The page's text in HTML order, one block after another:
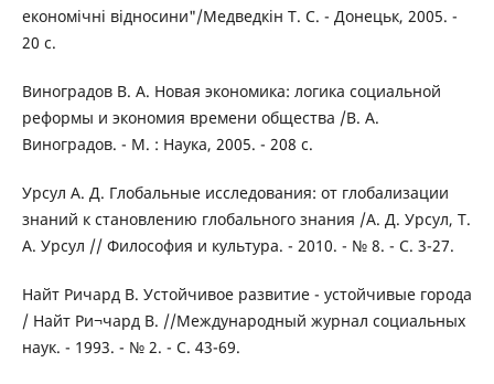
економічні відносини"/Медведкін T. С. - Донецьк, 2005. -
20 с.
Виноградов В. А. Новая экономика: логика социальной
реформы и экономия времени общества /В. А.
Виноградов. - М. : Наука, 2005. - 208 с.
Урсул А. Д. Глобальные исследования: от глобализации
знаний к становлению глобального знания /А. Д. Урсул, Т.
А. Урсул // Философия и культура. - 2010. - № 8. - С. 3-27.
Найт Ричард В. Устойчивое развитие - устойчивые города
/ Найт Ри¬чард В. //Международный журнал социальных
наук. - 1993. - № 2. - С. 43-69.